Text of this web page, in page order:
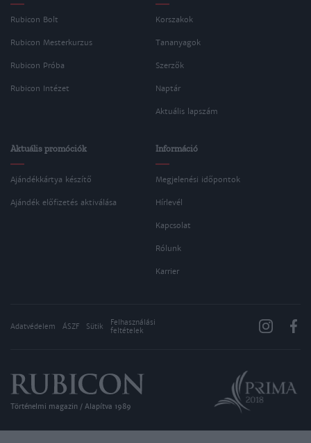
Rubicon Bolt
Rubicon Mesterkurzus
Rubicon Próba
Rubicon Intézet
Korszakok
Tananyagok
Szerzők
Naptár
Aktuális lapszám
Aktuális promóciók
Ajándékkártya készítő
Ajándék előfizetés aktiválása
Információ
Megjelenési időpontok
Hírlevél
Kapcsolat
Rólunk
Karrier
Adatvédelem ÁSZF Sütik
Felhasználási
feltételek
Történelmi magazin / Alapítva 1989